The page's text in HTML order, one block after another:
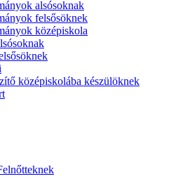
alsósoknak
felsősöknek
középiskola
középiskolába készülöknek